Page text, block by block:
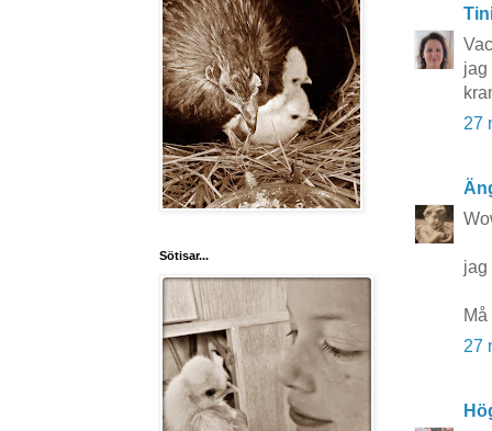
jag
27
jag
27
Sötisar...